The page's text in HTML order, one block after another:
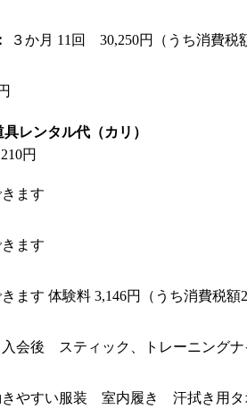
３か月 11回 30,250円（うち消費税
具レンタル代（カリ）
円
ます
ます
ます 体験料 3,146円（うち消費税額
会後 スティック、トレーニングナ
きやすい服装 室内履き 汗拭き用